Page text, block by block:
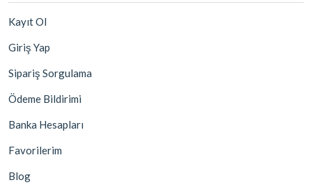
Kayıt Ol
Giriş Yap
Sipariş Sorgulama
Ödeme Bildirimi
Banka Hesapları
Favorilerim
Blog